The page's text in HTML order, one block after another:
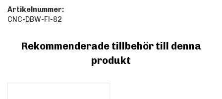
Artikelnummer:
CNC-DBW-Fl-82
Rekommenderade tillbehör till denna
produkt